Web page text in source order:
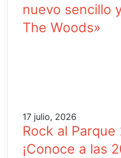
nuevo sencillo
The Woods»
17 julio, 2026
Rock al Parque
¡Conoce a las